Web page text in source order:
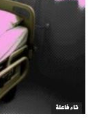
تاء فاعلة